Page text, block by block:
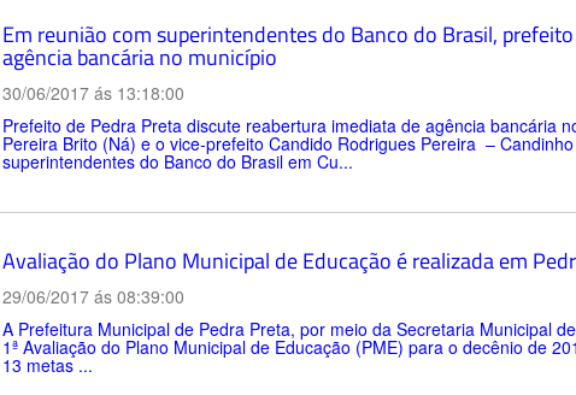
Em reunião com superintendentes do Banco do Brasil,
agência bancária no município
30/06/2017 ás 13:18:00
Prefeito de Pedra Preta discute reabertura imediata de agência
Pereira Brito (Ná) e o vice-prefeito Candido Rodrigues Pereira –
superintendentes do Banco do Brasil em Cu...
Avaliação do Plano Municipal de Educação é realizada em
29/06/2017 ás 08:39:00
A Prefeitura Municipal de Pedra Preta, por meio da Secretaria Municipal
1ª Avaliação do Plano Municipal de Educação (PME) para o decênio de
13 metas ...